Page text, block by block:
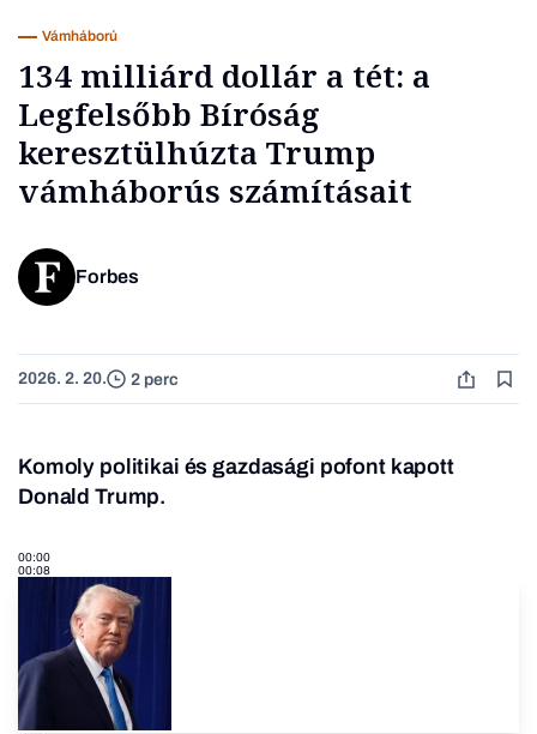
Vámháború
134 milliárd dollár a tét: a
Legfelsőbb Bíróság
keresztülhúzta Trump
vámháborús számításait
Forbes
2026. 2. 20. 2 perc
Komoly politikai és gazdasági pofont kapott
Donald Trump.
00:00
00:08